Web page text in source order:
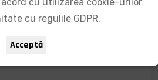
cu regulile GDPR.
Acceptă